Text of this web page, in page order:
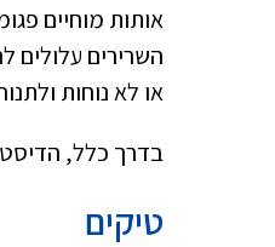
אותות מוחיים
השרירים עלולים
או לא נוחות
בדרך כלל,
טיקים